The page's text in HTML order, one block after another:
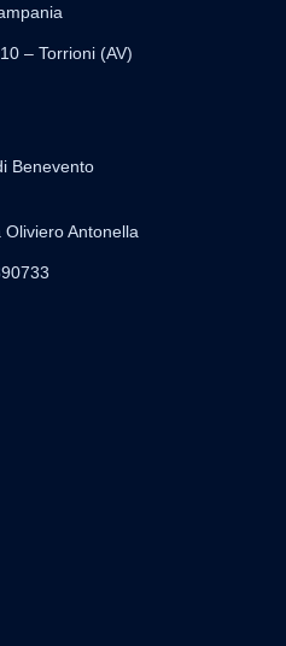
– Torrioni (AV)
Benevento
Antonella